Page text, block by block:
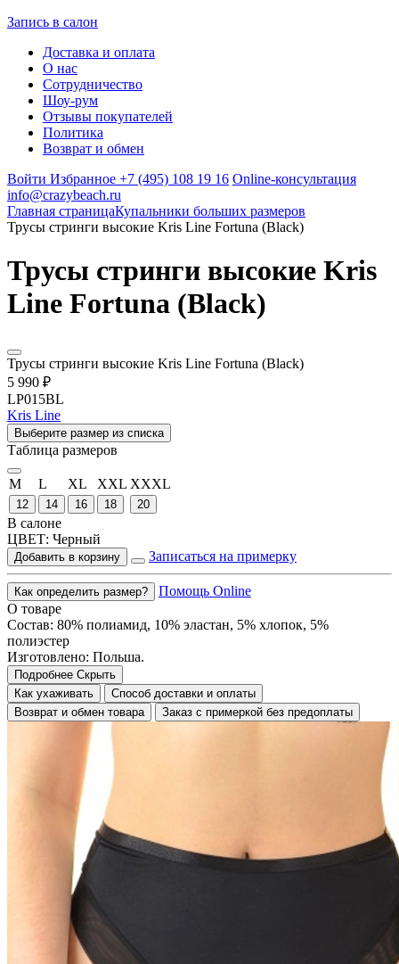
Запись в салон
Доставка и оплата
О нас
Сотрудничество
Шоу-рум
Отзывы покупателей
Политика
Возврат и обмен
Войти Избранное +7 (495) 108 19 16 Online-консультация
info@crazybeach.ru
Главная страницаКупальники больших размеров
Трусы стринги высокие Kris Line Fortuna (Black)
Трусы стринги высокие Kris
Line Fortuna (Black)
Трусы стринги высокие Kris Line Fortuna (Black)
5 990 ₽
LP015BL
Kris Line
Выберите размер из списка
Таблица размеров
M L XL XXL XXXL
12 14 16 18 20
В салоне
ЦВЕТ: Черный
Добавить в корзину Записаться на примерку
Как определить размер?
Помощь Online
О товаре
Состав: 80% полиамид, 10% эластан, 5% хлопок, 5%
полиэстер
Изготовлено: Польша.
Подробнее Скрыть
Как ухаживать
Способ доставки и оплаты
Возврат и обмен товара
Заказ с примеркой без предоплаты